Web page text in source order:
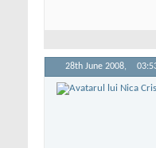
28th June 2008,